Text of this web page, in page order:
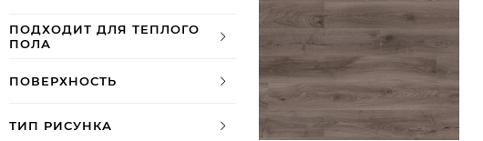
ПОДХОДИТ ДЛЯ ТЕПЛОГО
ПОЛА
ПОВЕРХНОСТЬ
ТИП РИСУНКА